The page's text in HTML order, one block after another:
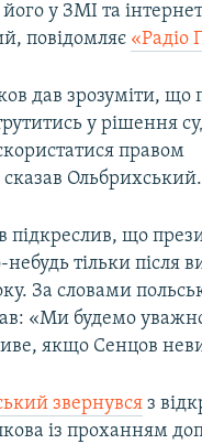
у ЗМІ та
повідомляє «Радіо
дав зрозуміти, що
у рішення
правом
Ольбрихський.
підкреслив, що
тільки після
За словами
«Ми будемо
якщо Сенцов
звернувся з
із проханням